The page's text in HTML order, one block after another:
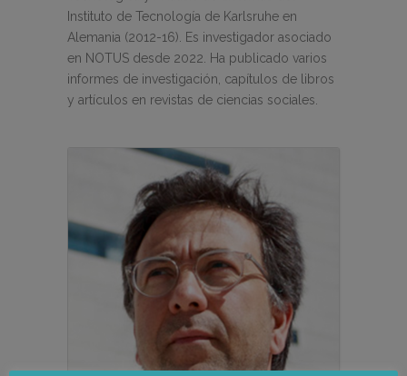
Instituto de Tecnología de Karlsruhe en
Alemania (2012-16). Es investigador asociado
en NOTUS desde 2022. Ha publicado varios
informes de investigación, capítulos de libros
y artículos en revistas de ciencias sociales.